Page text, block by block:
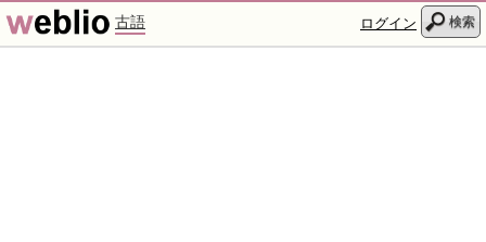
古語 ログイン 検索